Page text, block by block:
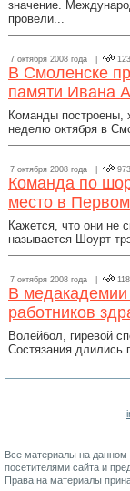
значение.
провели...
7 октября 2008 года |
В Смоленске
памяти Ивана
Команды построены,
неделю октября в
7 октября 2008 года | 973
Команда по
место в
Кажется, что они не
называется Шоурт
7 октября 2008 года |
В медакадемии
работников
Волейбол, гиревой
Состязания длились
Все материалы на данном
посетителями сайта и
Права на материалы